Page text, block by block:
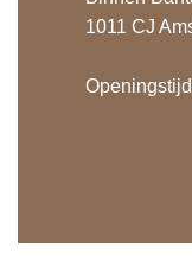
1011 CJ